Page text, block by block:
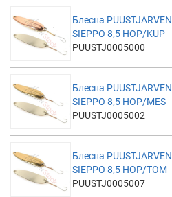
Блесна PUUSTJARVEN
SIEPPO 8,5 HOP/KUP
PUUSTJ0005000
Блесна PUUSTJARVEN
SIEPPO 8,5 HOP/MES
PUUSTJ0005002
Блесна PUUSTJARVEN
SIEPPO 8,5 HOP/TOM
PUUSTJ0005007